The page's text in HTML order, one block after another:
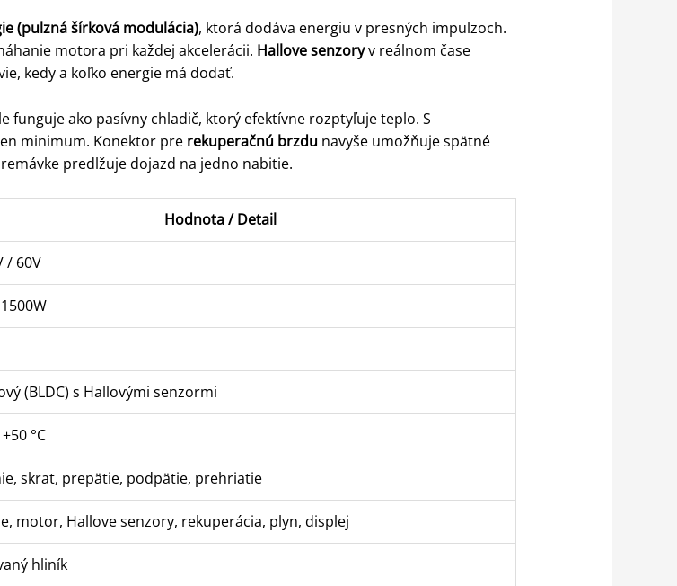
(pulzná šírková modulácia), ktorá dodáva energiu v presných impulzoch.
motora pri každej akcelerácii. Hallove senzoryv reálnom čase
kedy a koľko energie má dodať.
funguje ako pasívny chladič, ktorý efektívne rozptyľuje teplo. S
minimum. Konektor pre rekuperačnú brzdunavyše umožňuje spätné
predlžuje dojazd na jedno nabitie.
Hodnota / Detail
/ 60V
(BLDC) s Hallovými senzormi
°C
skrat, prepätie, podpätie, prehriatie
motor, Hallove senzory, rekuperácia, plyn, displej
hliník